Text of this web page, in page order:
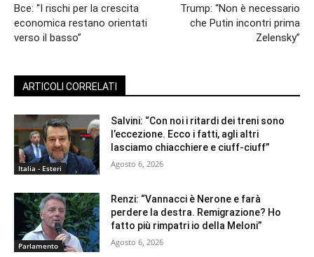
Bce: “I rischi per la crescita
economica restano orientati
verso il basso”
Trump: “Non è necessario
che Putin incontri prima
Zelensky”
ARTICOLI CORRELATI
Italia - Esteri
Salvini: “Con noi i ritardi dei treni sono
l’eccezione. Ecco i fatti, agli altri
lasciamo chiacchiere e ciuff-ciuff”
Agosto 6, 2026
Parlamento
Renzi: “Vannacci è Nerone e farà
perdere la destra. Remigrazione? Ho
fatto più rimpatri io della Meloni”
Agosto 6, 2026